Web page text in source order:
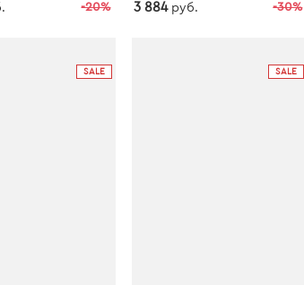
-20% -30%
3 884 руб.
SALE SALE